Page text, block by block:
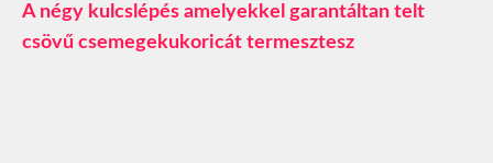
A négy kulcslépés amelyekkel garantáltan telt
csövű csemegekukoricát termesztesz